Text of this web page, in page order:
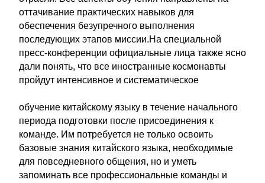
оттачивание практических навыков для
обеспечения безупречного выполнения
последующих этапов миссии.На специальной
пресс-конференции официальные лица также ясно
дали понять, что все иностранные космонавты
пройдут интенсивное и систематическое
обучение китайскому языку в течение начального
периода подготовки после присоединения к
команде. Им потребуется не только освоить
базовые знания китайского языка, необходимые
для повседневного общения, но и уметь
запоминать все профессиональные команды и